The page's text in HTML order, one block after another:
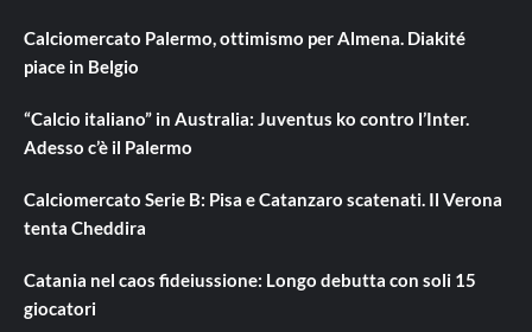
Calciomercato Palermo, ottimismo per Almena. Diakité
piace in Belgio
“Calcio italiano” in Australia: Juventus ko contro l’Inter.
Adesso c’è il Palermo
Calciomercato Serie B: Pisa e Catanzaro scatenati. Il Verona
tenta Cheddira
Catania nel caos fideiussione: Longo debutta con soli 15
giocatori